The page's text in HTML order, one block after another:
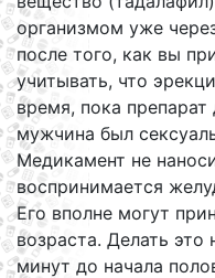
организмом уже
после того, как вы
учитывать, что
время, пока препарат
мужчина был
Медикамент не
воспринимается
Его вполне могут
возраста. Делать это
минут до начала